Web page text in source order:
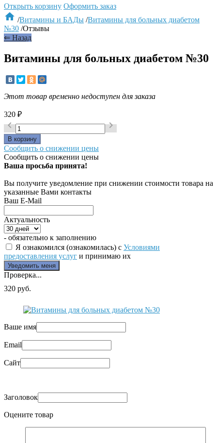
Открыть корзину Оформить заказ
 /Витамины и БАДы /Витамины для больных диабетом
№30 /Отзывы
⇐ Назад
Витамины для больных диабетом №30
Этот товар временно недоступен для заказа
320 ₽
 
Сообщить о снижении цены
Сообщить о снижении цены
Ваша просьба принята!
Вы получите уведомление при снижении стоимости товара на
указанные Вами контакты
Ваш E-Mail
Актуальность
- обязательно к заполнению
Я ознакомился (ознакомилась) с Условиями
предоставления услуг и принимаю их
Проверка...
320 руб.
Ваше имя
Email
Сайт
Заголовок
Оцените товар